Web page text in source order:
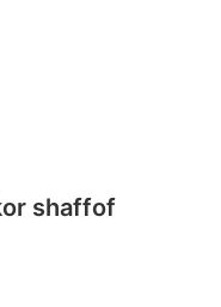
shaffof